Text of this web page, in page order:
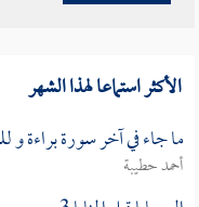
الأكثر استماعا لهذا الشهر
ما جاء في آخر سورة براءة و
أحمد حطيبة